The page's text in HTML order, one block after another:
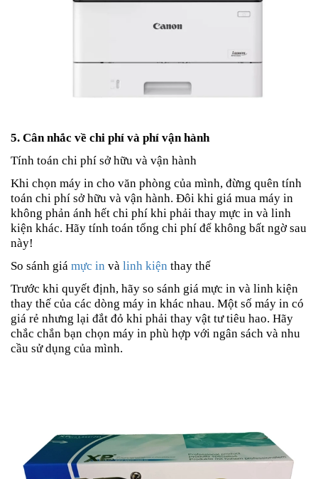
5. Cân nhắc về chi phí và phí vận hành
Tính toán chi phí sở hữu và vận hành
Khi chọn máy in cho văn phòng của mình, đừng quên tính
toán chi phí sở hữu và vận hành. Đôi khi giá mua máy in
không phản ánh hết chi phí khi phải thay mực in và linh
kiện khác. Hãy tính toán tổng chi phí để không bất ngờ sau
này!
So sánh giá mực in và linh kiện thay thế
Trước khi quyết định, hãy so sánh giá mực in và linh kiện
thay thế của các dòng máy in khác nhau. Một số máy in có
giá rẻ nhưng lại đắt đỏ khi phải thay vật tư tiêu hao. Hãy
chắc chắn bạn chọn máy in phù hợp với ngân sách và nhu
cầu sử dụng của mình.